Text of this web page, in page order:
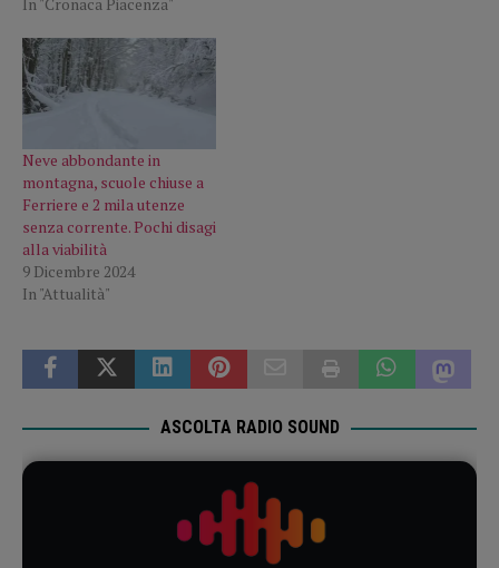
Neve abbondante in
montagna, scuole chiuse a
Ferriere e 2 mila utenze
senza corrente. Pochi disagi
alla viabilità
9 Dicembre 2024
In "Attualità"
ASCOLTA RADIO SOUND